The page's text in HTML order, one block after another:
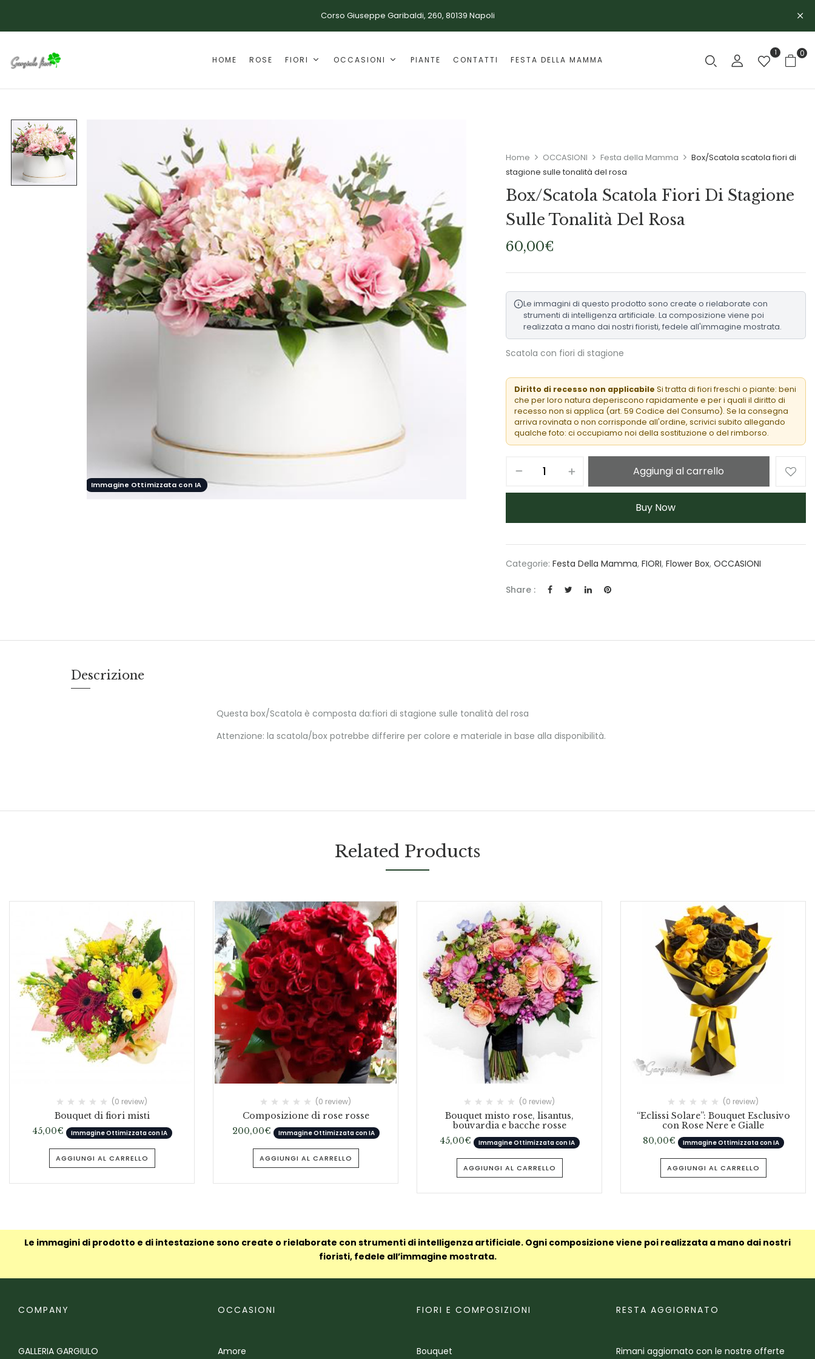
Corso Giuseppe Garibaldi, 260, 80139 Napoli
HOME ROSE FIORI OCCASIONI PIANTE CONTATTI FESTA DELLA MAMMA
1 0
Immagine Ottimizzata con IA
Home OCCASIONI Festa della Mamma
Box/Scatola scatola fiori di
stagione sulle tonalità del rosa
Box/Scatola Scatola Fiori Di Stagione
Sulle Tonalità Del Rosa
60,00€
Le immagini di questo prodotto sono create o rielaborate con
strumenti di intelligenza artificiale. La composizione viene poi
realizzata a mano dai nostri fioristi, fedele all'immagine mostrata.
Scatola con fiori di stagione
Diritto di recesso non applicabile Si tratta di fiori freschi o piante: beni
che per loro natura deperiscono rapidamente e per i quali il diritto di
recesso non si applica (art. 59 Codice del Consumo). Se la consegna
arriva rovinata o non corrisponde all'ordine, scrivici subito allegando
qualche foto: ci occupiamo noi della sostituzione o del rimborso.
Aggiungi al carrello
Buy Now
Categorie: Festa Della Mamma, FIORI, Flower Box, OCCASIONI
Share :
Descrizione
Questa box/Scatola è composta da:fiori di stagione sulle tonalità del rosa
Attenzione: la scatola/box potrebbe differire per colore e materiale in base alla disponibilità.
Related Products
(0 review)
Bouquet di fiori misti
45,00€ Immagine Ottimizzata con IA
AGGIUNGI AL CARRELLO
(0 review)
Composizione di rose rosse
200,00€ Immagine Ottimizzata con IA
AGGIUNGI AL CARRELLO
(0 review)
Bouquet misto rose, lisantus,
bouvardia e bacche rosse
45,00€ Immagine Ottimizzata con IA
AGGIUNGI AL CARRELLO
(0 review)
“Eclissi Solare”: Bouquet Esclusivo
con Rose Nere e Gialle
80,00€ Immagine Ottimizzata con IA
AGGIUNGI AL CARRELLO
Le immagini di prodotto e di intestazione sono create o rielaborate con strumenti di intelligenza artificiale. Ogni composizione viene poi realizzata a mano dai nostri
fioristi, fedele all’immagine mostrata.
COMPANY
GALLERIA GARGIULO
OCCASIONI
Amore
FIORI E COMPOSIZIONI
Bouquet
RESTA AGGIORNATO
Rimani aggiornato con le nostre offerte